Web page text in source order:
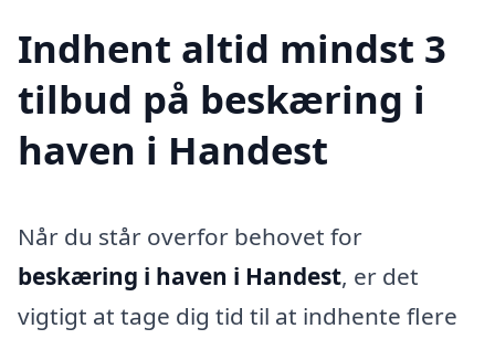
Indhent altid mindst 3
tilbud på beskæring i
haven i Handest
Når du står overfor behovet for
beskæring i haven i Handest, er det
vigtigt at tage dig tid til at indhente flere